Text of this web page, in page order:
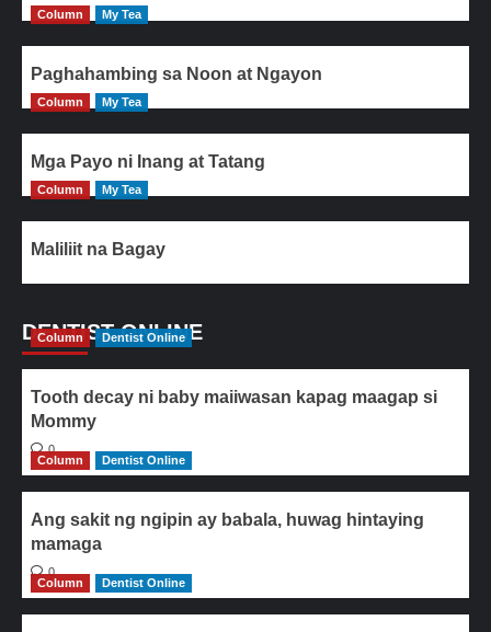
Column My Tea
Paghahambing sa Noon at Ngayon
Column My Tea
Mga Payo ni Inang at Tatang
Column My Tea
Maliliit na Bagay
DENTIST ONLINE
Column Dentist Online
Tooth decay ni baby maiiwasan kapag maagap si
Mommy
0
Column
Dentist Online
Ang sakit ng ngipin ay babala, huwag hintaying
mamaga
0
Column
Dentist Online